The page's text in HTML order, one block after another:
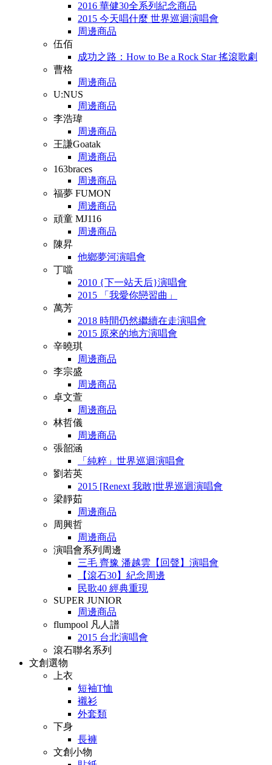
2016 華健30全系列紀念商品
2015 今天唱什麼 世界巡迴演唱會
周邊商品
伍佰
成功之路：How to Be a Rock Star 搖滾歌劇
曹格
周邊商品
U:NUS
周邊商品
李浩瑋
周邊商品
王謙Goatak
周邊商品
163braces
周邊商品
福夢 FUMON
周邊商品
頑童 MJ116
周邊商品
陳昇
他鄉夢河演唱會
丁噹
2010 {下一站天后}演唱會
2015 「我愛你戀習曲」
萬芳
2018 時間仍然繼續在走演唱會
2015 原來的地方演唱會
辛曉琪
周邊商品
李宗盛
周邊商品
卓文萱
周邊商品
林哲儀
周邊商品
張韶涵
「純粹」世界巡迴演唱會
劉若英
2015 [Renext 我敢]世界巡迴演唱會
梁靜茹
周邊商品
周興哲
周邊商品
演唱會系列周邊
三毛 齊豫 潘越雲【回聲】演唱會
【滾石30】紀念周邊
民歌40 經典重現
SUPER JUNIOR
周邊商品
flumpool 凡人譜
2015 台北演唱會
滾石聯名系列
文創選物
上衣
短袖T恤
襯衫
外套類
下身
長褲
文創小物